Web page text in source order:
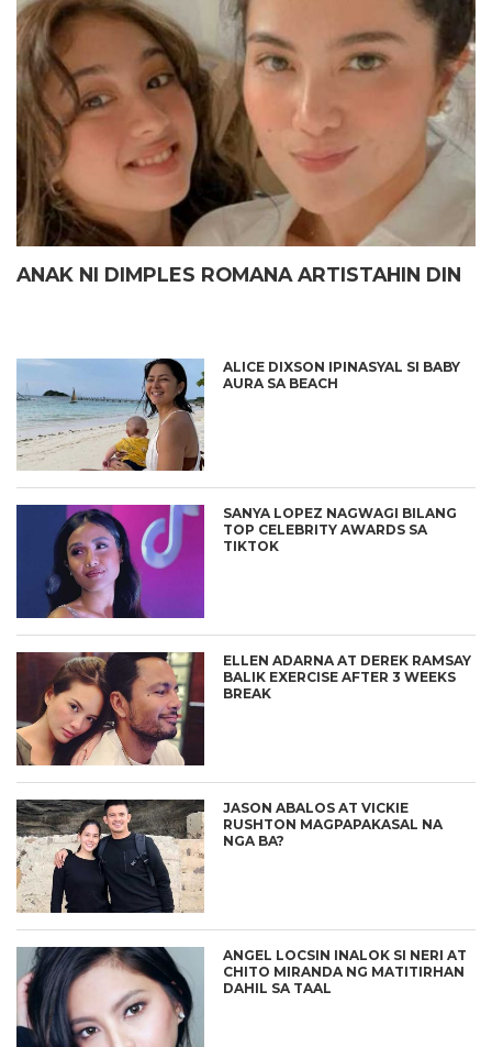
ANAK NI DIMPLES ROMANA ARTISTAHIN DIN
ALICE DIXSON IPINASYAL SI BABY
AURA SA BEACH
SANYA LOPEZ NAGWAGI BILANG
TOP CELEBRITY AWARDS SA
TIKTOK
ELLEN ADARNA AT DEREK RAMSAY
BALIK EXERCISE AFTER 3 WEEKS
BREAK
JASON ABALOS AT VICKIE
RUSHTON MAGPAPAKASAL NA
NGA BA?
ANGEL LOCSIN INALOK SI NERI AT
CHITO MIRANDA NG MATITIRHAN
DAHIL SA TAAL